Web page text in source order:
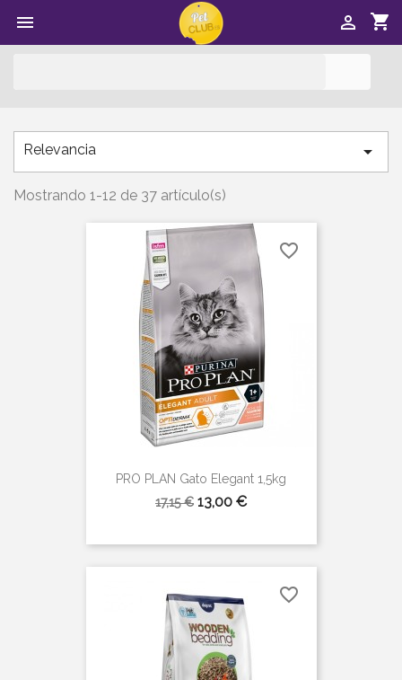
 shopping_cart

Relevancia 
Mostrando 1-12 de 37 artículo(s)
PRO PLAN Gato Elegant 1,5kg
Precio
17,15 € Precio
13,00 €
favorite_border
favorite_border